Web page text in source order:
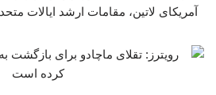
آمریکای لاتین، مقامات ارشد ایالات